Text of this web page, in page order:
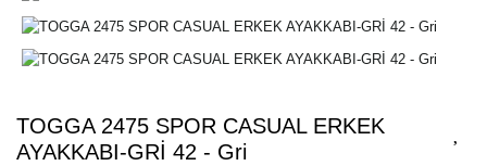
TOGGA 2475 SPOR CASUAL ERKEK
AYAKKABI-GRİ 42 - Gri